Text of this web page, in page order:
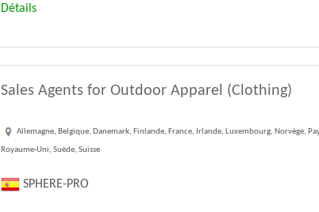
Détails
Sales Agents for Outdoor Apparel (Clothing)
Allemagne, Belgique, Danemark, Finlande, France, Irlande, Luxembourg, Norvège,
Royaume-Uni, Suède, Suisse
SPHERE-PRO